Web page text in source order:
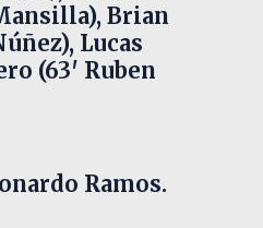
Brian
Lucas
(63′ Ruben
Ramos.